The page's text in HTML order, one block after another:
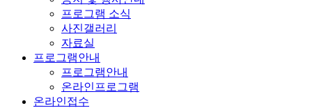
프로그램 소식
사진갤러리
자료실
프로그램안내
프로그램안내
온라인프로그램
온라인접수